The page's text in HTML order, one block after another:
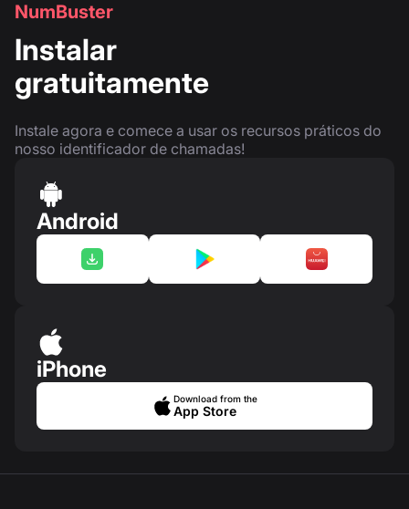
NumBuster
Instalar
gratuitamente
Instale agora e comece a usar os recursos práticos do
nosso identificador de chamadas!
Android
iPhone
Download from the
App Store